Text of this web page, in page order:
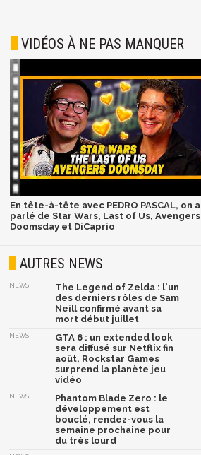
VIDÉOS À NE PAS MANQUER
En tête-à-tête avec PEDRO PASCAL, on a
parlé de Star Wars, Last of Us, Avengers
Doomsday et DiCaprio
AUTRES NEWS
NEWS
The Legend of Zelda : l'un
des derniers rôles de Sam
Neill confirmé avant sa
mort début juillet
NEWS
GTA 6 : un extended look
sera diffusé sur Netflix fin
août, Rockstar Games
surprend la planète jeu
vidéo
NEWS
Phantom Blade Zero : le
développement est
bouclé, rendez-vous la
semaine prochaine pour
du très lourd